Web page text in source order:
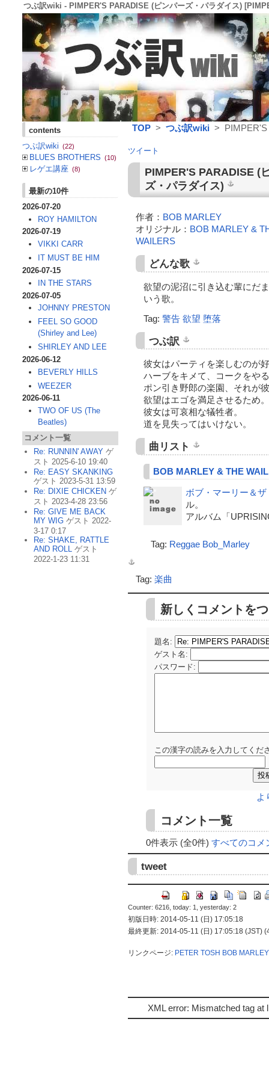
つぶ訳wiki - PIMPER'S PARADISE (ピンパーズ・パラダイス)
TOP > つぶ訳wiki > PIMPER'S
ツイート
PIMPER'S PARADISE(
ズ・パラダイス)
作者： BOB MARLEY
オリジナル： BOB MARLEY &
WAILERS
どんな歌
欲望の泥沼に引き込む輩にだ
いう歌。
Tag: 警告 欲望 堕落
つぶ訳
彼女はパーティを楽しむのが
ハーブをキメて、コークをや
ポン引き野郎の楽園、それが
欲望はエゴを満足させるため。
彼女は可哀相な犠牲者。
道を見失ってはいけない。
曲リスト
BOB MARLEY & THE
ボブ・マーリー＆
ル。
アルバム「
Tag: Reggae Bob_Marley
Tag: 楽曲
新しくコメントを
題名:
ゲスト名 :
パスワード:
この漢字の読みを入力してくだ
よ
コメント一覧
0件表示 (全0件) すべてのコメ
tweet
Counter: 6216, today: 1, yesterday: 2
初版日時: 2014-05-11 (日) 17:05:18
最終更新: 2014-05-11 (日) 17:05:18 (JST)
リンクページ: PETER TOSH BOB MARLEY
XML error: Mismatched tag at
contents
つぶ訳wiki (22)
BLUES BROTHERS (10)
レゲエ講座 (8)
最新の10件
2026-07-20
ROY HAMILTON
2026-07-19
VIKKI CARR
IT MUST BE HIM
2026-07-15
IN THE STARS
2026-07-05
JOHNNY PRESTON
FEEL SO GOOD
(Shirley and Lee)
SHIRLEY AND LEE
2026-06-12
BEVERLY HILLS
WEEZER
2026-06-11
TWO OF US (The
Beatles)
コメント一覧
Re: RUNNIN' AWAY ゲ
スト 2025-6-10 19:40
Re: EASY SKANKING
ゲスト 2023-5-31 13:59
Re: DIXIE CHICKEN ゲ
スト 2023-4-28 23:56
Re: GIVE ME BACK
MY WIG ゲスト 2022-
3-17 0:17
Re: SHAKE, RATTLE
AND ROLL ゲスト
2022-1-23 11:31